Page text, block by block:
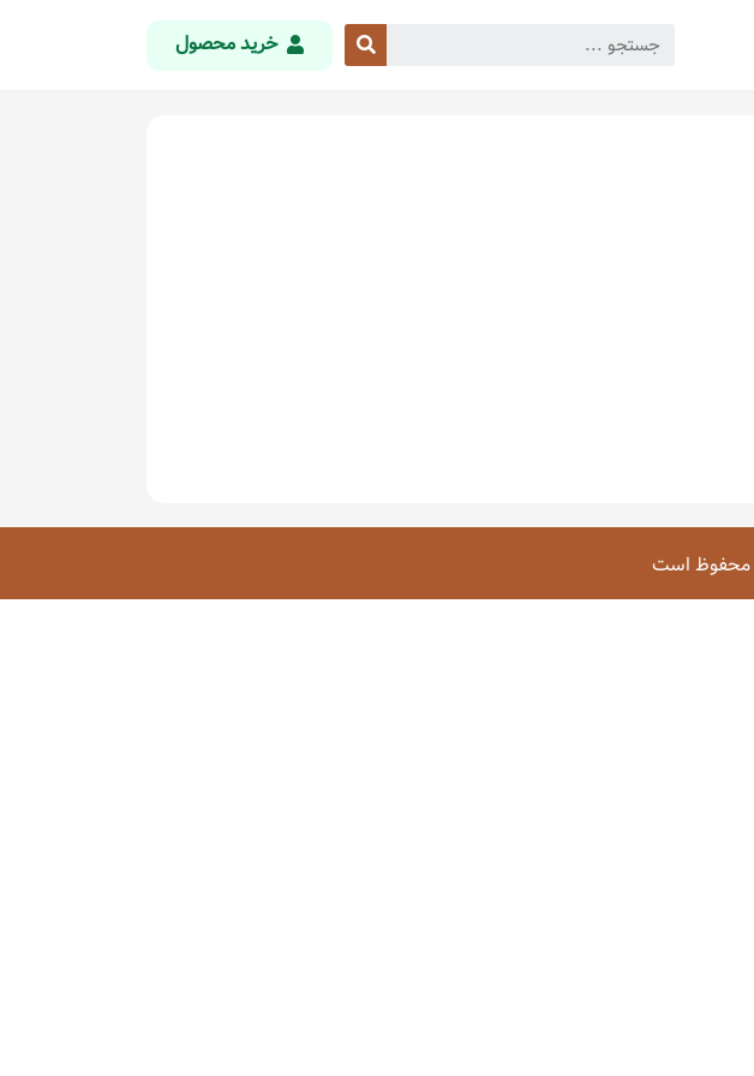
خرید محصول
محفوظ است